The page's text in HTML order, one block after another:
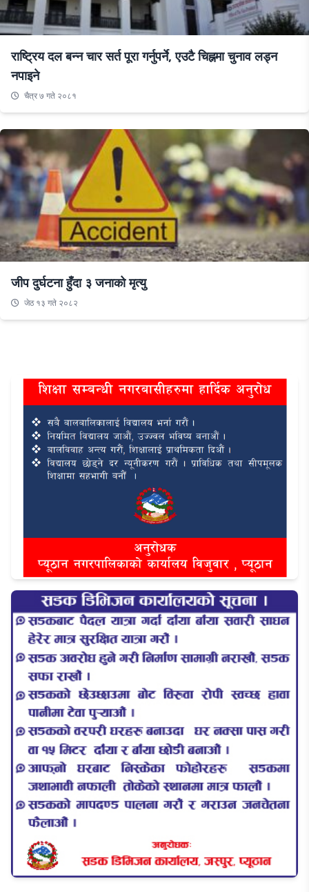
राष्ट्रिय दल बन्न चार सर्त पूरा गर्नुपर्ने, एउटै चिह्नमा चुनाव लड्न
नपाइने
चैत्र ७ गते २०८१
जीप दुर्घटना हुँदा ३ जनाको मृत्यु
जेठ १३ गते २०८२